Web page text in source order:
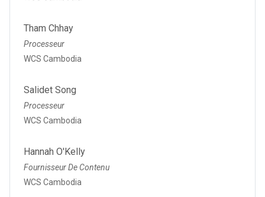
Tham Chhay
Processeur
WCS Cambodia
Salidet Song
Processeur
WCS Cambodia
Hannah O'Kelly
Fournisseur De Contenu
WCS Cambodia